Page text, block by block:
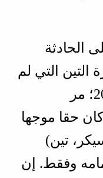
الحادثة
التين التي لم
مت 21‏:18‏-20؛ مر
حقا موجها
تين)
وفقط. إن